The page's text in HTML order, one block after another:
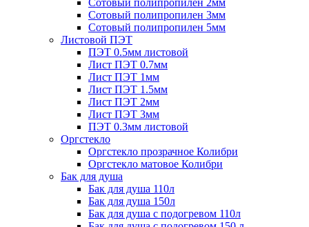
Сотовый полипропилен 2мм
Сотовый полипропилен 3мм
Сотовый полипропилен 5мм
Листовой ПЭТ
ПЭТ 0.5мм листовой
Лист ПЭТ 0.7мм
Лист ПЭТ 1мм
Лист ПЭТ 1.5мм
Лист ПЭТ 2мм
Лист ПЭТ 3мм
ПЭТ 0.3мм листовой
Оргстекло
Оргстекло прозрачное Колибри
Оргстекло матовое Колибри
Бак для душа
Бак для душа 110л
Бак для душа 150л
Бак для душа с подогревом 110л